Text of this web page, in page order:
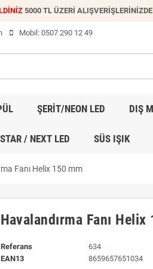
5000 TL ÜZERİ ALIŞVERİŞLERİNİZDE
Mobil: 0507 290 12 49
ŞERİT/NEON LED DIŞ
/ NEXT LED SÜS IŞIK
Fanı Helix 150 mm
Havalandırma Fanı Helix
Referans
634
EAN13
8659657651034